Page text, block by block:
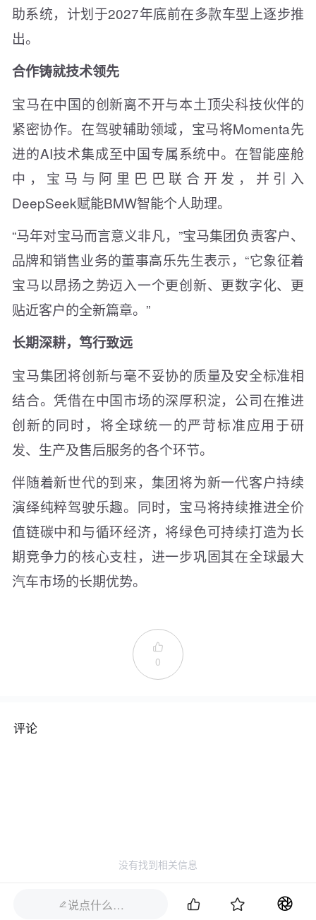
助系统，计划于2027年底前在多款车型上逐步推
出。
合作铸就技术领先
宝马在中国的创新离不开与本土顶尖科技伙伴的
紧密协作。在驾驶辅助领域，宝马将Momenta先
进的AI技术集成至中国专属系统中。在智能座舱
中，宝马与阿里巴巴联合开发，并引入
DeepSeek赋能BMW智能个人助理。
“马年对宝马而言意义非凡，”宝马集团负责客户、
品牌和销售业务的董事高乐先生表示，“它象征着
宝马以昂扬之势迈入一个更创新、更数字化、更
贴近客户的全新篇章。”
长期深耕，笃行致远
宝马集团将创新与毫不妥协的质量及安全标准相
结合。凭借在中国市场的深厚积淀，公司在推进
创新的同时，将全球统一的严苛标准应用于研
发、生产及售后服务的各个环节。
伴随着新世代的到来，集团将为新一代客户持续
演绎纯粹驾驶乐趣。同时，宝马将持续推进全价
值链碳中和与循环经济，将绿色可持续打造为长
期竞争力的核心支柱，进一步巩固其在全球最大
汽车市场的长期优势。

0
评论
没有找到相关信息
说点什么…  